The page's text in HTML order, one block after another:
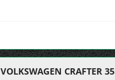
CRAFTER 35